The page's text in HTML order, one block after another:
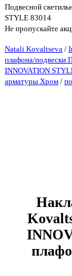
Подвесной
STYLE 83014
Не пропускайте
Natali Kovaltseva /
плафона/подвески
INNOVATION
арматуры Хром /